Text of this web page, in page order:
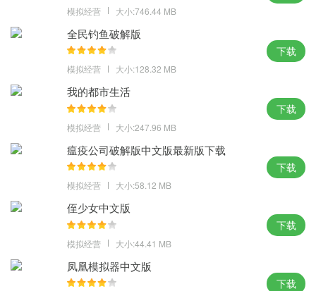
模拟经营 大小:746.44 MB
全民钓鱼破解版
模拟经营 大小:128.32 MB
下载
我的都市生活
模拟经营 大小:247.96 MB
下载
瘟疫公司破解版中文版最新版下载
模拟经营 大小:58.12 MB
下载
侄少女中文版
模拟经营 大小:44.41 MB
下载
凤凰模拟器中文版
下载